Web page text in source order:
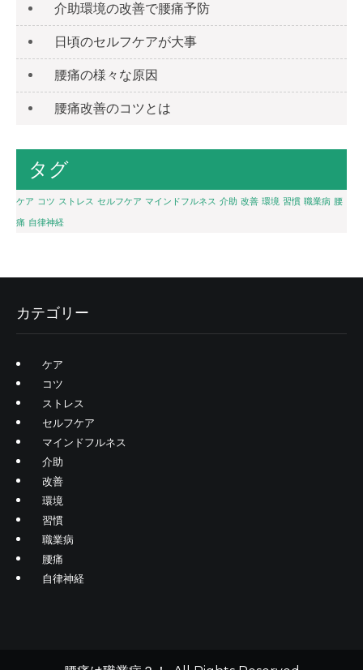
介助環境の改善で腰痛予防
日頃のセルフケアが大事
腰痛の様々な原因
腰痛改善のコツとは
タグ
ケア コツ ストレス セルフケア マインドフルネス 介助 改善 環境 習慣 職業病 腰
痛 自律神経
カテゴリー
ケア
コツ
ストレス
セルフケア
マインドフルネス
介助
改善
環境
習慣
職業病
腰痛
自律神経